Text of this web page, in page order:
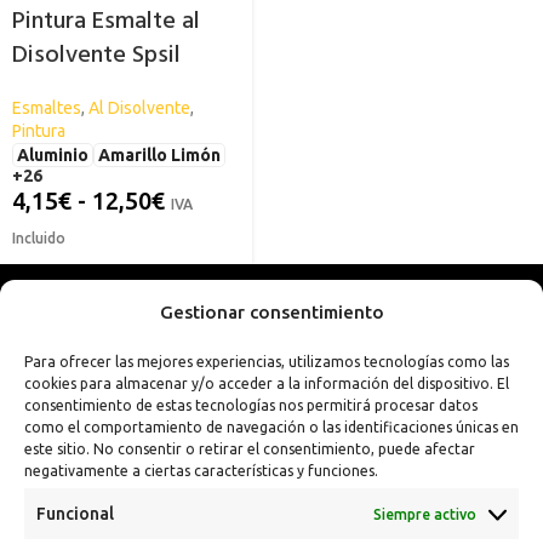
Gestionar consentimiento
Para ofrecer las mejores experiencias, utilizamos tecnologías como las
cookies para almacenar y/o acceder a la información del dispositivo. El
consentimiento de estas tecnologías nos permitirá procesar datos
como el comportamiento de navegación o las identificaciones únicas en
este sitio. No consentir o retirar el consentimiento, puede afectar
negativamente a ciertas características y funciones.
Funcional Siempre activo
Pintura Esmalte al
Disolvente Spsil
Esmaltes, Al Disolvente,
Pintura
Aluminio Amarillo Limón
+26
4,15€ - 12,50€ IVA
Incluido